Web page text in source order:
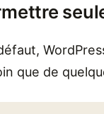
que de